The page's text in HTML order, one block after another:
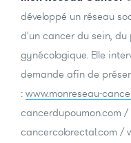
développé un réseau
d'un cancer du sein, du
gynécologique. Elle
demande afin de
: www.monreseau-
cancerdupoumon.com /
cancercolorectal.com /